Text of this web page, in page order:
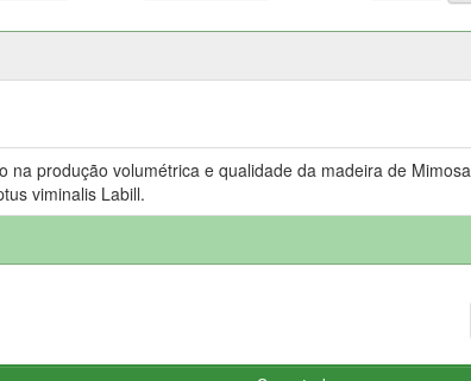
na produção volumétrica e qualidade da madeira de Mimosa
viminalis Labill.